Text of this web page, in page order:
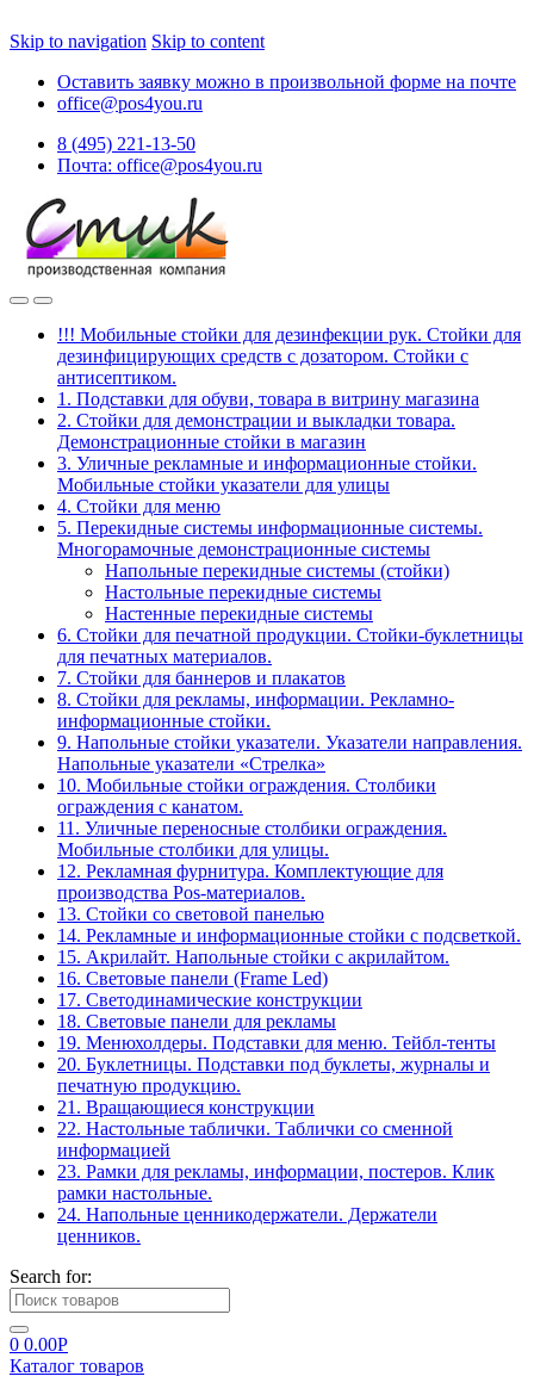
Skip to navigation Skip to content
Оставить заявку можно в произвольной форме на почте
office@pos4you.ru
8 (495) 221-13-50
Почта: office@pos4you.ru
!!! Мобильные стойки для дезинфекции рук. Стойки для
дезинфицирующих средств с дозатором. Стойки с
антисептиком.
1. Подставки для обуви, товара в витрину магазина
2. Стойки для демонстрации и выкладки товара.
Демонстрационные стойки в магазин
3. Уличные рекламные и информационные стойки.
Мобильные стойки указатели для улицы
4. Стойки для меню
5. Перекидные системы информационные системы.
Многорамочные демонстрационные системы
Напольные перекидные системы (стойки)
Настольные перекидные системы
Настенные перекидные системы
6. Стойки для печатной продукции. Стойки-буклетницы
для печатных материалов.
7. Стойки для баннеров и плакатов
8. Стойки для рекламы, информации. Рекламно-
информационные стойки.
9. Напольные стойки указатели. Указатели направления.
Напольные указатели «Стрелка»
10. Мобильные стойки ограждения. Столбики
ограждения с канатом.
11. Уличные переносные столбики ограждения.
Мобильные столбики для улицы.
12. Рекламная фурнитура. Комплектующие для
производства Pos-материалов.
13. Стойки со световой панелью
14. Рекламные и информационные стойки с подсветкой.
15. Акрилайт. Напольные стойки с акрилайтом.
16. Световые панели (Frame Led)
17. Светодинамические конструкции
18. Световые панели для рекламы
19. Менюхолдеры. Подставки для меню. Тейбл-тенты
20. Буклетницы. Подставки под буклеты, журналы и
печатную продукцию.
21. Вращающиеся конструкции
22. Настольные таблички. Таблички со сменной
информацией
23. Рамки для рекламы, информации, постеров. Клик
рамки настольные.
24. Напольные ценникодержатели. Держатели
ценников.
Search for:
0 0.00Р
Каталог товаров